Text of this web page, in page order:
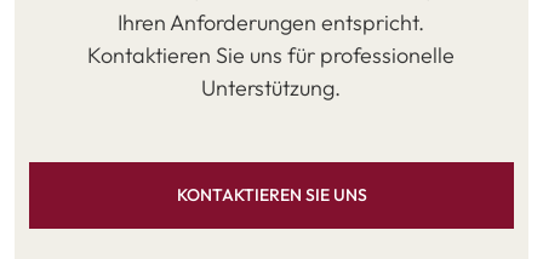
Ihren Anforderungen entspricht.
Kontaktieren Sie uns für professionelle
Unterstützung.
KONTAKTIEREN SIE UNS